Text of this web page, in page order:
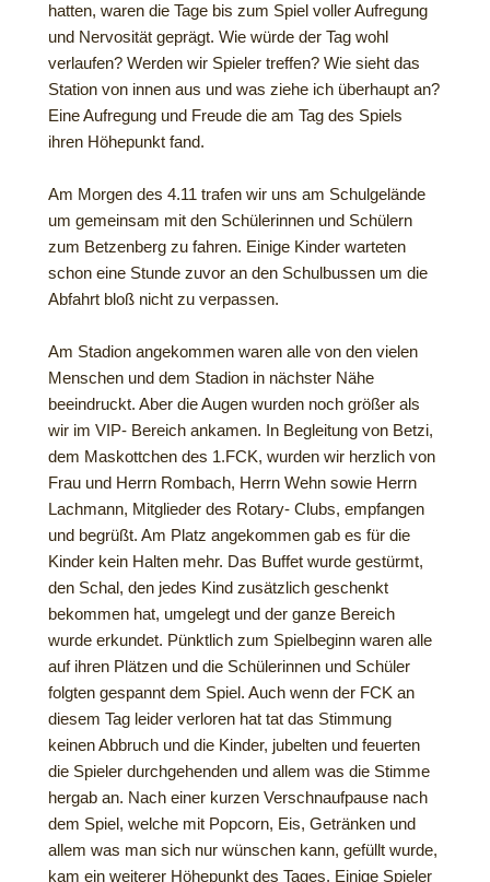
hatten, waren die Tage bis zum Spiel voller Aufregung
und Nervosität geprägt. Wie würde der Tag wohl
verlaufen? Werden wir Spieler treffen? Wie sieht das
Station von innen aus und was ziehe ich überhaupt an?
Eine Aufregung und Freude die am Tag des Spiels
ihren Höhepunkt fand.
Am Morgen des 4.11 trafen wir uns am Schulgelände
um gemeinsam mit den Schülerinnen und Schülern
zum Betzenberg zu fahren. Einige Kinder warteten
schon eine Stunde zuvor an den Schulbussen um die
Abfahrt bloß nicht zu verpassen.
Am Stadion angekommen waren alle von den vielen
Menschen und dem Stadion in nächster Nähe
beeindruckt. Aber die Augen wurden noch größer als
wir im VIP- Bereich ankamen. In Begleitung von Betzi,
dem Maskottchen des 1.FCK, wurden wir herzlich von
Frau und Herrn Rombach, Herrn Wehn sowie Herrn
Lachmann, Mitglieder des Rotary- Clubs, empfangen
und begrüßt. Am Platz angekommen gab es für die
Kinder kein Halten mehr. Das Buffet wurde gestürmt,
den Schal, den jedes Kind zusätzlich geschenkt
bekommen hat, umgelegt und der ganze Bereich
wurde erkundet. Pünktlich zum Spielbeginn waren alle
auf ihren Plätzen und die Schülerinnen und Schüler
folgten gespannt dem Spiel. Auch wenn der FCK an
diesem Tag leider verloren hat tat das Stimmung
keinen Abbruch und die Kinder, jubelten und feuerten
die Spieler durchgehenden und allem was die Stimme
hergab an. Nach einer kurzen Verschnaufpause nach
dem Spiel, welche mit Popcorn, Eis, Getränken und
allem was man sich nur wünschen kann, gefüllt wurde,
kam ein weiterer Höhepunkt des Tages. Einige Spieler